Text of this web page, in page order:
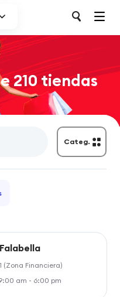
210 tiendas
Categ.
(Zona Financiera)
am - 6:00 pm